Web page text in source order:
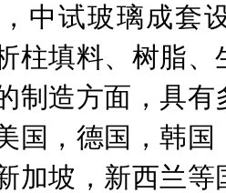
中试玻璃成套
柱填料、 树脂、
制造方面，具
国，德国，韩
加坡，新西兰